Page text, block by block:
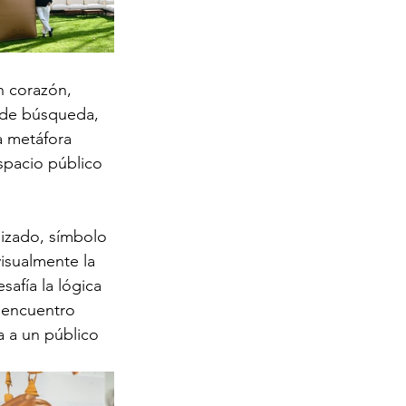
corazón,
búsqueda,
metáfora
público
símbolo
la
la lógica
a un público